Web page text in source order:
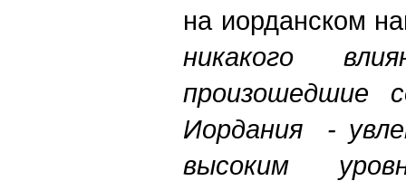
на иорданском
никакого
произошедшие
Иордания -
высоким